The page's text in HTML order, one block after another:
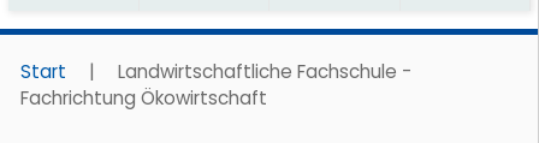
Start |
Landwirtschaftliche Fachschule -
Fachrichtung Ökowirtschaft